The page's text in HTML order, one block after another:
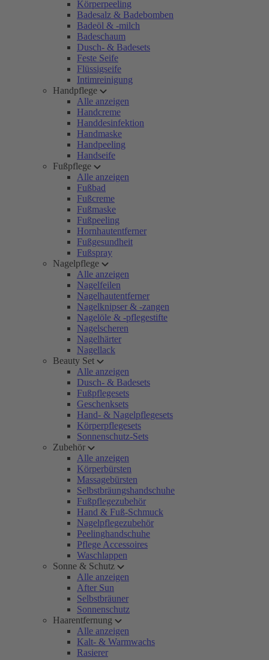
Körperpeeling
Badesalz & Badebomben
Badeöl & -milch
Badeschaum
Dusch- & Badesets
Feste Seife
Flüssigseife
Intimreinigung
Handpflege
Alle anzeigen
Handcreme
Handdesinfektion
Handmaske
Handpeeling
Handseife
Fußpflege
Alle anzeigen
Fußbad
Fußcreme
Fußmaske
Fußpeeling
Hornhautentferner
Fußgesundheit
Fußspray
Nagelpflege
Alle anzeigen
Nagelfeilen
Nagelhautentferner
Nagelknipser & -zangen
Nagelöle & -pflegestifte
Nagelscheren
Nagelhärter
Nagellack
Beauty Set
Alle anzeigen
Dusch- & Badesets
Fußpflegesets
Geschenksets
Hand- & Nagelpflegesets
Körperpflegesets
Sonnenschutz-Sets
Zubehör
Alle anzeigen
Körperbürsten
Massagebürsten
Selbstbräungshandschuhe
Fußpflegezubehör
Hand & Fuß-Schmuck
Nagelpflegezubehör
Peelinghandschuhe
Pflege Accessoires
Waschlappen
Sonne & Schutz
Alle anzeigen
After Sun
Selbstbräuner
Sonnenschutz
Haarentfernung
Alle anzeigen
Kalt- & Warmwachs
Rasierer